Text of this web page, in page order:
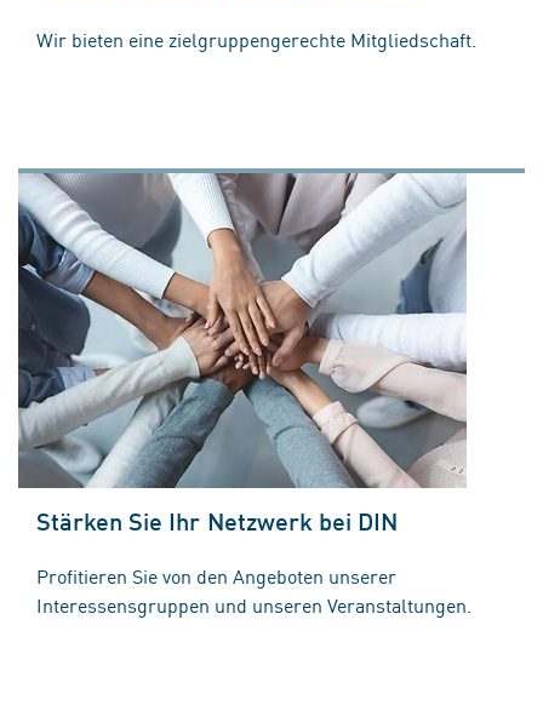
Wir bieten eine zielgruppengerechte Mitgliedschaft.
Stärken Sie Ihr Netzwerk bei DIN
Profitieren Sie von den Angeboten unserer
Interessensgruppen und unseren Veranstaltungen.